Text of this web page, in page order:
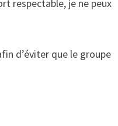
respectable, je ne peux
d’éviter que le groupe